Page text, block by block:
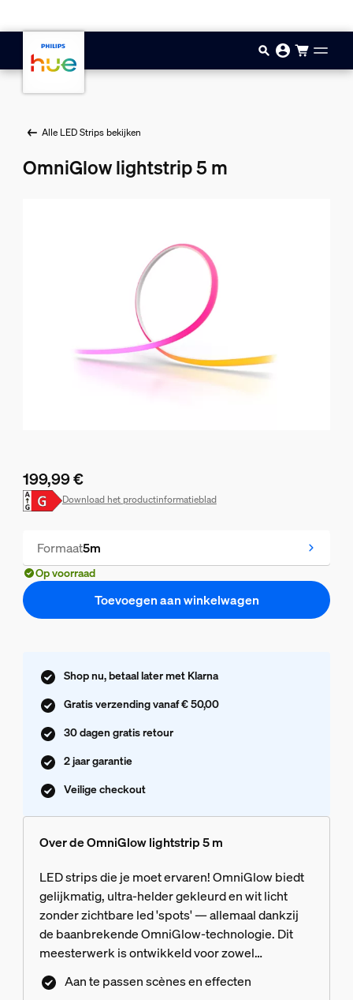
Alle LED Strips bekijken
OmniGlow lightstrip 5 m
De huidige prijs is 199,99 €
199,99 €
Download het productinformatieblad
Formaat5m
Op voorraad
Toevoegen aan winkelwagen
Shop nu, betaal later met Klarna
Gratis verzending vanaf € 50,00
30 dagen gratis retour
2 jaar garantie
Veilige checkout
Over de OmniGlow lightstrip 5 m
LED strips die je moet ervaren! OmniGlow biedt
gelijkmatig, ultra-helder gekleurd en wit licht
zonder zichtbare led 'spots' — allemaal dankzij
de baanbrekende OmniGlow-technologie. Dit
meesterwerk is ontwikkeld voor zowel
sfeerverlichting als functionele verlichting en
verdient een plekje in je keuken, woonkamer,
Aan te passen scènes en effecten